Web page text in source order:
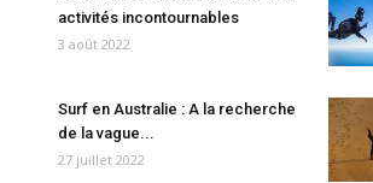
activités incontournables
3 août 2022
Surf en Australie : A la recherche
de la vague...
27 juillet 2022